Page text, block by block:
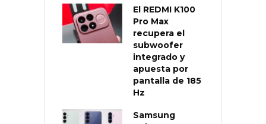
El REDMI K100
Pro Max
recupera el
subwoofer
integrado y
apuesta por
pantalla de 185
Hz
Samsung